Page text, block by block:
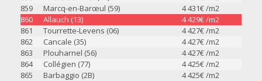
859
Marcq-en-Barœul (59) 4 431€ /m2
860
Allauch (13) 4 429€ /m2
861
Tourrette-Levens (06) 4 427€ /m2
862
Cancale (35) 4 427€ /m2
863
Plouharnel (56) 4 427€ /m2
864
Collégien (77) 4 425€ /m2
865
Barbaggio (2B) 4 425€ /m2